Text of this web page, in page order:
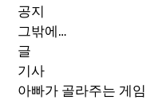
공지
그밖에…
글
기사
아빠가 골라주는 게임